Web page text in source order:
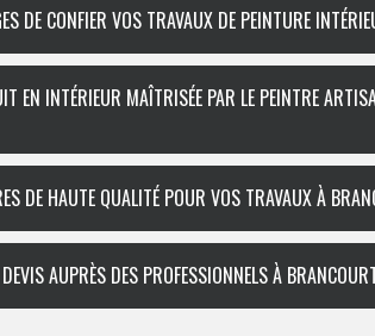
DE CONFIER VOS TRAVAUX DE PEINTURE
EN INTÉRIEUR MAÎTRISÉE PAR LE PEINTRE
DE HAUTE QUALITÉ POUR VOS TRAVAUX À
AUPRÈS DES PROFESSIONNELS À